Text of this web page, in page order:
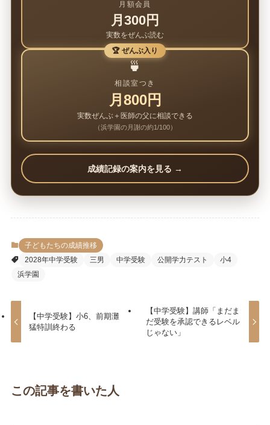
月額会員
月300円
実数をぜんぶ読む
🏆 ぜんぶ入り
🍵
相談室つき
月800円
実数ぜんぶ＋医師の父に相談できる
（浜学園の月謝の約1/100）
成績記録の案内を見る →
子どもたちの成績推移
2028年中学受験
三男 中学受験 公開学力テスト
小4
浜学園
【中学受験】小6、前期灘
猛特訓終わる
【中学受験】講師「まだま
だ受験を承認できるレベル
じゃない」
この記事を書いた人